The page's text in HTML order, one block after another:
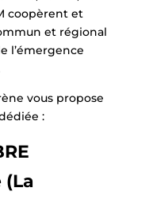
coopèrent et
et régional
l’émergence
vous propose
:
(La